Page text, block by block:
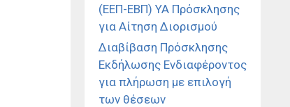
(ΕΕΠ-ΕΒΠ) ΥΑ Πρόσκλησης
για Αίτηση Διορισμού
Διαβίβαση Πρόσκλησης
Εκδήλωσης Ενδιαφέροντος
για πλήρωση με επιλογή
των θέσεων